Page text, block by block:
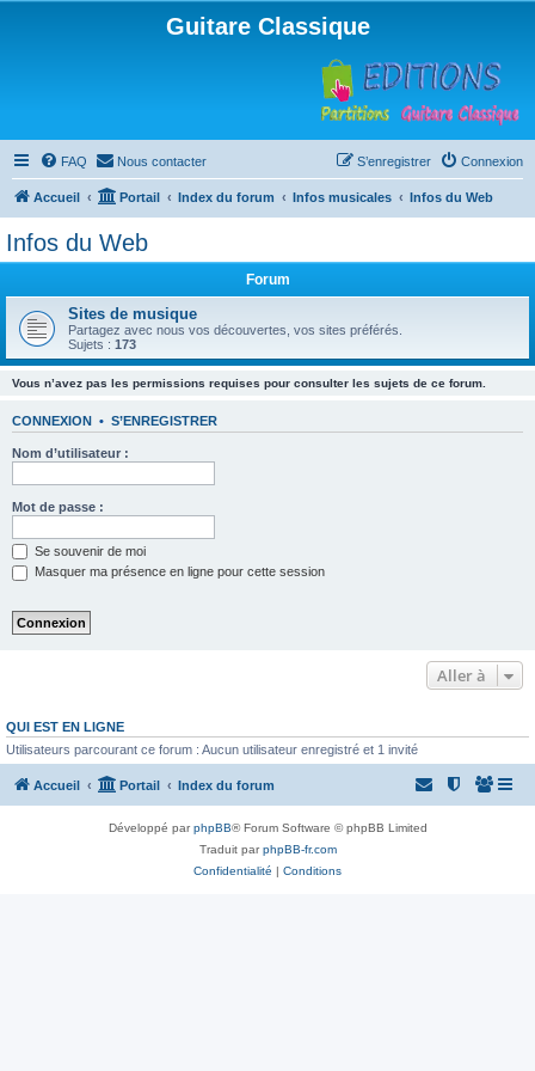
Guitare Classique
FAQ Nous contacter Connexion
S’enregistrer
Accueil Portail Index du forum Infos musicales Infos du Web
Infos du Web
Forum
Sites de musique
Partagez avec nous vos découvertes, vos sites préférés.
Sujets : 173
Vous n’avez pas les permissions requises pour consulter les sujets de ce forum.
CONNEXION • S’ENREGISTRER
Nom d’utilisateur :
Mot de passe :
Se souvenir de moi
Masquer ma présence en ligne pour cette session
Aller à
QUI EST EN LIGNE
Utilisateurs parcourant ce forum : Aucun utilisateur enregistré et 1 invité
Accueil Portail Index du forum
Développé parphpBB® Forum Software © phpBB Limited
Traduit parphpBB-fr.com
Confidentialité | Conditions